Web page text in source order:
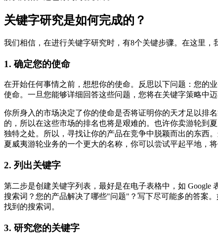
关键字研究是如何完成的？
我们相信，在进行关键字研究时，有8个关键步骤。在这里
1. 确定您的使命
在开始任何事情之前，想想你的使命。反思以下问题：您的
使命。一旦您能够详细回答这些问题，您将在关键字策略中
你所身入的市场决定了你的使命是否将证明你的天才足以排
的，所以在这些市场的排名也将是艰难的。也许你卖游轮到
独特之处。所以，寻找让你的产品在竞争中脱颖而出的东西
夏威夷游轮业务的一个更大的名称，你可以尝试平起平地，
2. 列出关键字
第二步是创建关键字列表，最好是在电子表格中，如
搜索词？您的产品解决了哪些"问题"？写下尽可能多的答案
找到的搜索词。
3. 研究您的关键字